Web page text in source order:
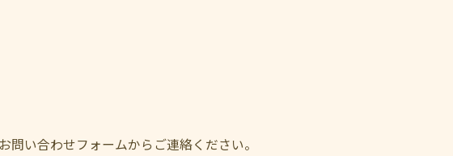
い合わせフォームからご連絡ください。